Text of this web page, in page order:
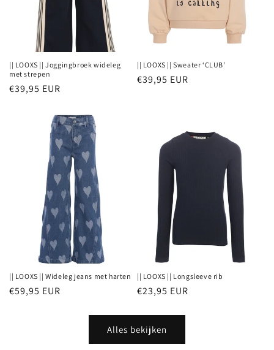
|| LOOXS || Joggingbroek wideleg
met strepen
Normale
€39,95 EUR
|| LOOXS || Sweater ‘CLUB’
Normale
€39,95 EUR
|| LOOXS || Wideleg jeans met harten
Normale
€59,95 EUR
|| LOOXS || Longsleeve rib
Normale
€23,95 EUR
Alles bekijken